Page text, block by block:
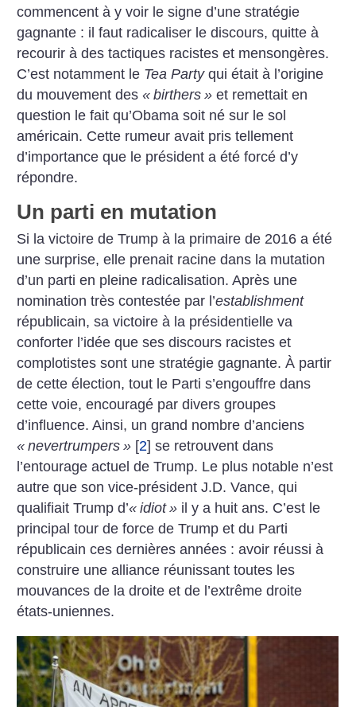
commencent à y voir le signe d’une stratégie
gagnante : il faut radicaliser le discours, quitte à
recourir à des tactiques racistes et mensongères.
C’est notamment le Tea Partyqui était à l’origine
du mouvement des« birthers » et remettait en
question le fait qu’Obama soit né sur le sol
américain. Cette rumeur avait pris tellement
d’importance que le président a été forcé d’y
répondre.
Un parti en mutation
Si la victoire de Trump à la primaire de 2016 a été
une surprise, elle prenait racine dans la mutation
d’un parti en pleine radicalisation. Après une
nomination très contestée par l’establishment
républicain, sa victoire à la présidentielle va
conforter l’idée que ses discours racistes et
complotistes sont une stratégie gagnante. À partir
de cette élection, tout le Parti s’engouffre dans
cette voie, encouragé par divers groupes
d’influence. Ainsi, un grand nombre d’anciens
« nevertrumpers » [2] se retrouvent dans
l’entourage actuel de Trump. Le plus notable n’est
autre que son vice-président J.D. Vance, qui
qualifiait Trump d’« idiot » il y a huit ans. C’est le
principal tour de force de Trump et du Parti
républicain ces dernières années : avoir réussi à
construire une alliance réunissant toutes les
mouvances de la droite et de l’extrême droite
états-uniennes.